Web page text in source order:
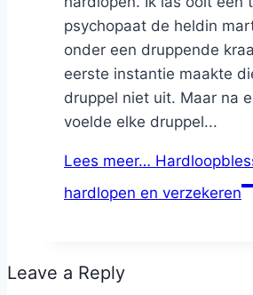
psychopaat de heldin
onder een druppende
eerste instantie maakte
druppel niet uit. Maar na
voelde elke druppel...
Lees meer…
hardlopen en verzekeren
Leave a Reply